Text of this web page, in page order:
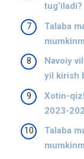
tug‘iladi?
Talaba
Navoiy
yil kirish
Xotin-
2023-
Talaba